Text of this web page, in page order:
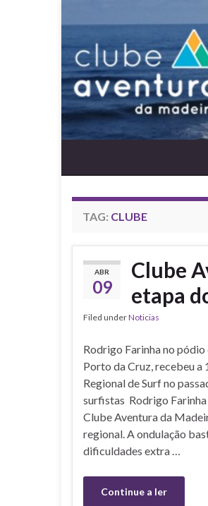
TAG: CLUBE
ABR
09
Clube
etapa
Filed underNoticias
Rodrigo Farinha no
Porto da Cruz, recebeu a
Regional de Surf no
surfistas Rodrigo
Clube Aventura da
regional. A ondulação
dificuldades extra …
Continue a ler